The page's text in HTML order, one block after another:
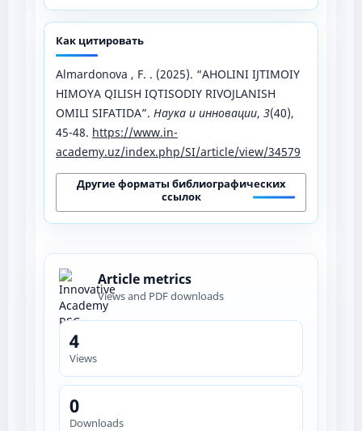
Как цитировать
Almardonova , F. . (2025). “AHOLINI IJTIMOIY
HIMOYA QILISH IQTISODIY RIVOJLANISH
OMILI SIFATIDA”. Наука и инновации, 3(40),
45-48. https://www.in-
academy.uz/index.php/SI/article/view/34579
Другие форматы библиографических
ссылок
Article metrics
Views and PDF downloads
4
Views
0
Downloads